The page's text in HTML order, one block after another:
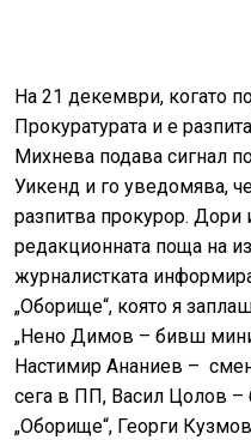
На 21 декември, когато
Прокуратурата и е
Михнева подава сигнал
Уикенд и го уведомява,
разпитва прокурор. Дори
редакционната поща на
журналистката
„Оборище“, която я
„Нено Димов – бивш
Настимир Ананиев –
сега в ПП, Васил Цолов
„Оборище“, Георги